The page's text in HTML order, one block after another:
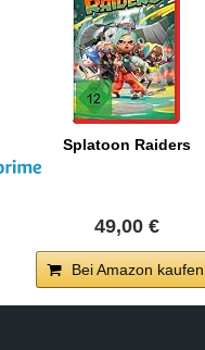
Splatoon Raiders
49,00 €
Bei Amazon kaufen